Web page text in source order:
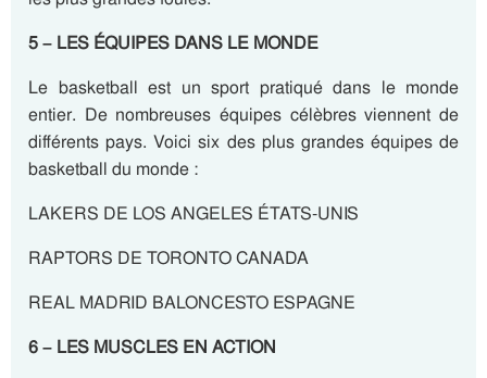
5 – LES ÉQUIPES DANS LE MONDE
Le basketball est un sport pratiqué dans le monde
entier. De nombreuses équipes célèbres viennent de
différents pays. Voici six des plus grandes équipes de
basketball du monde :
LAKERS DE LOS ANGELES ÉTATS-UNIS
RAPTORS DE TORONTO CANADA
REAL MADRID BALONCESTO ESPAGNE
6 – LES MUSCLES EN ACTION